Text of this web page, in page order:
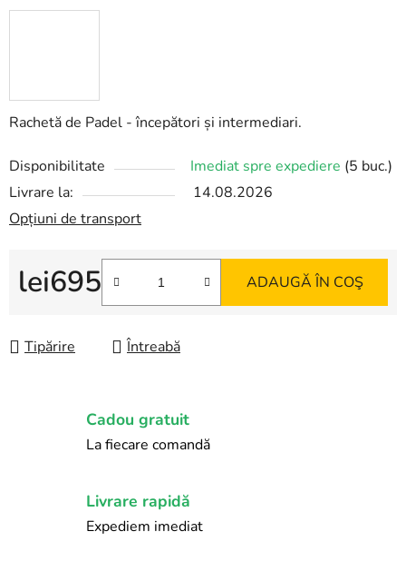
Rachetă de Padel - începători și intermediari.
Disponibilitate Imediat spre expediere (5 buc.)
Livrare la:
14.08.2026
Opțiuni de transport
lei695
Evaluare preţ:
ADAUGĂ ÎN COŞ
Tipărire Întreabă
Cadou gratuit
La fiecare comandă
Livrare rapidă
Expediem imediat